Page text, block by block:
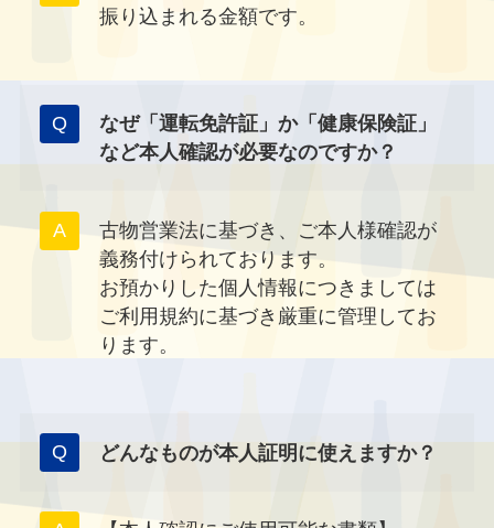
振り込まれる金額です。
なぜ「運転免許証」か「健康保険証」
など本人確認が必要なのですか？
古物営業法に基づき、ご本人様確認が
義務付けられております。
お預かりした個人情報につきましては
ご利用規約に基づき厳重に管理してお
ります。
どんなものが本人証明に使えますか？